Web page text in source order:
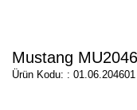
Mustang
Ürün Kodu: : 01.06.204601